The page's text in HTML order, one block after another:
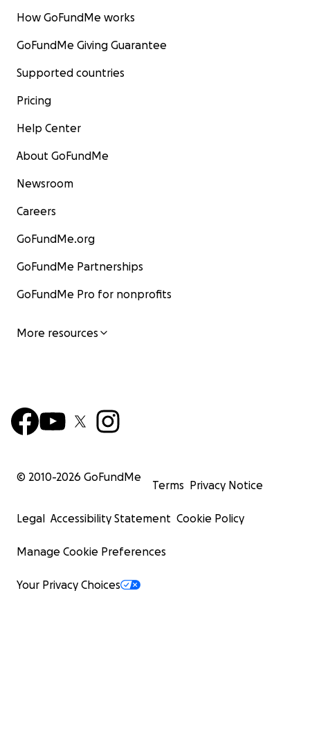
How GoFundMe works
GoFundMe Giving Guarantee
Supported countries
Pricing
Help Center
About GoFundMe
Newsroom
Careers
GoFundMe.org
GoFundMe Partnerships
GoFundMe Pro for nonprofits
More resources
© 2010-2026 GoFundMe
Terms Privacy Notice
Legal Accessibility Statement Cookie Policy
Manage Cookie Preferences
Your Privacy Choices